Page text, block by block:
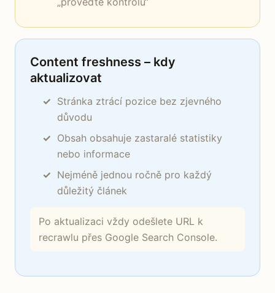
Content freshness – kdy
aktualizovat
Stránka ztrácí pozice bez zjevného
důvodu
Obsah obsahuje zastaralé statistiky
nebo informace
Nejméně jednou ročně pro každý
důležitý článek
Po aktualizaci vždy odešlete URL k
recrawlu přes Google Search Console.